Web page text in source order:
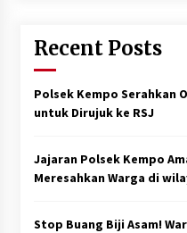
Recent Posts
Polsek Kempo Serahkan
untuk Dirujuk ke RSJ
Jajaran Polsek Kempo
Meresahkan Warga di
Stop Buang Biji Asam!